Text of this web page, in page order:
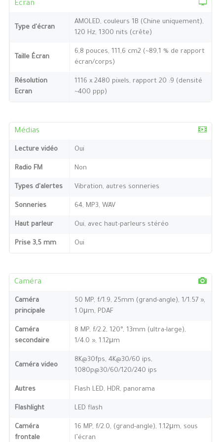
Ecran
Type d'écran
AMOLED, couleurs 1B (Chine uniquement),
120 Hz, 1300 nits (crête)
Taille Écran
6,8 pouces, 111,6 cm2 (~89,1 % de rapport
écran/corps)
Résolution
Ecran
1116 x 2480 pixels, rapport 20 :9 (densité
~400 ppp)
Médias
Lecture vidéo Oui
Radio FM Non
Types d'alertes Vibration, autres sonneries
Sonneries 64, MP3, WAV
Haut parleur Oui, avec haut-parleurs stéréo
Prise 3,5 mm Oui
Caméra
Caméra
principale
50 MP, f/1.9, 25mm (grand-angle), 1/1.57 »,
1.0μm, PDAF
Caméra
secondaire
8 MP, f/2.2, 120°, 13mm (ultra-large),
1/4.0 », 1.12μm
Caméra video
8K@30fps, 4K@30/60 ips,
1080p@30/60/120/240 ips
Autres Flash LED, HDR, panorama
Flashlight LED flash
Caméra
frontale
16 MP, f/2.0, (grand-angle), 1.12μm, sous
l’écran